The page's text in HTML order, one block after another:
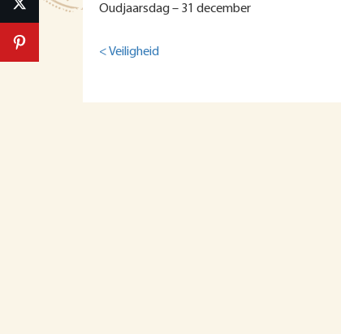
Oudjaarsdag – 31 december
< Veiligheid